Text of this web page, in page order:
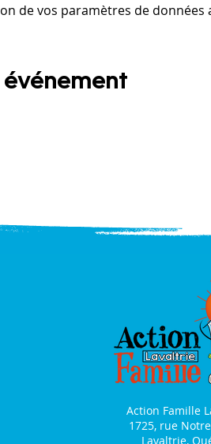
de vos paramètres de
Action Famille
1725, rue
Lavaltrie,